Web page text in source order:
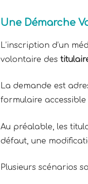
Une Démarche
L’inscription d’un
volontaire des
La demande est
formulaire accessible
Au préalable, les
défaut, une
Plusieurs scénarios